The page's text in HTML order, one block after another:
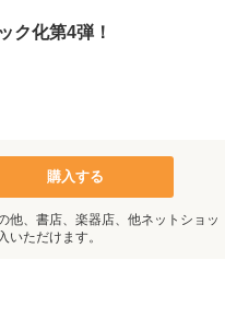
ク化第4弾！
購入する
他、書店、楽器店、他ネットショッ
いただけます。